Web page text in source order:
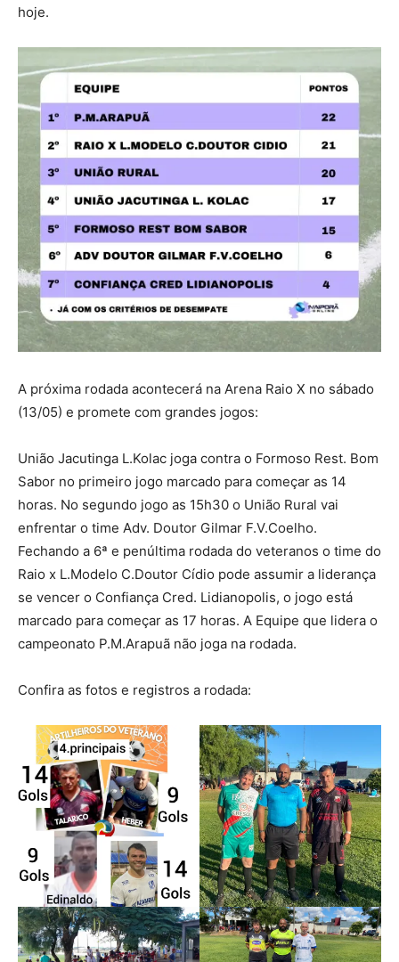
hoje.
A próxima rodada acontecerá na Arena Raio X no sábado
(13/05) e promete com grandes jogos:
União Jacutinga L.Kolac joga contra o Formoso Rest. Bom
Sabor no primeiro jogo marcado para começar as 14
horas. No segundo jogo as 15h30 o União Rural vai
enfrentar o time Adv. Doutor Gilmar F.V.Coelho.
Fechando a 6ª e penúltima rodada do veteranos o time do
Raio x L.Modelo C.Doutor Cídio pode assumir a liderança
se vencer o Confiança Cred. Lidianopolis, o jogo está
marcado para começar as 17 horas. A Equipe que lidera o
campeonato P.M.Arapuã não joga na rodada.
Confira as fotos e registros a rodada: